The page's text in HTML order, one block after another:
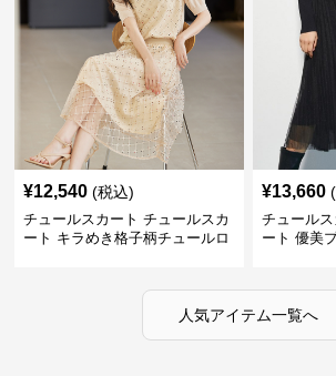
¥12,540 (税込)
チュールスカート チュールスカ
ート キラめき格子柄チュールロ
¥13,660
チュール
ート 優美
人気アイテム一覧へ